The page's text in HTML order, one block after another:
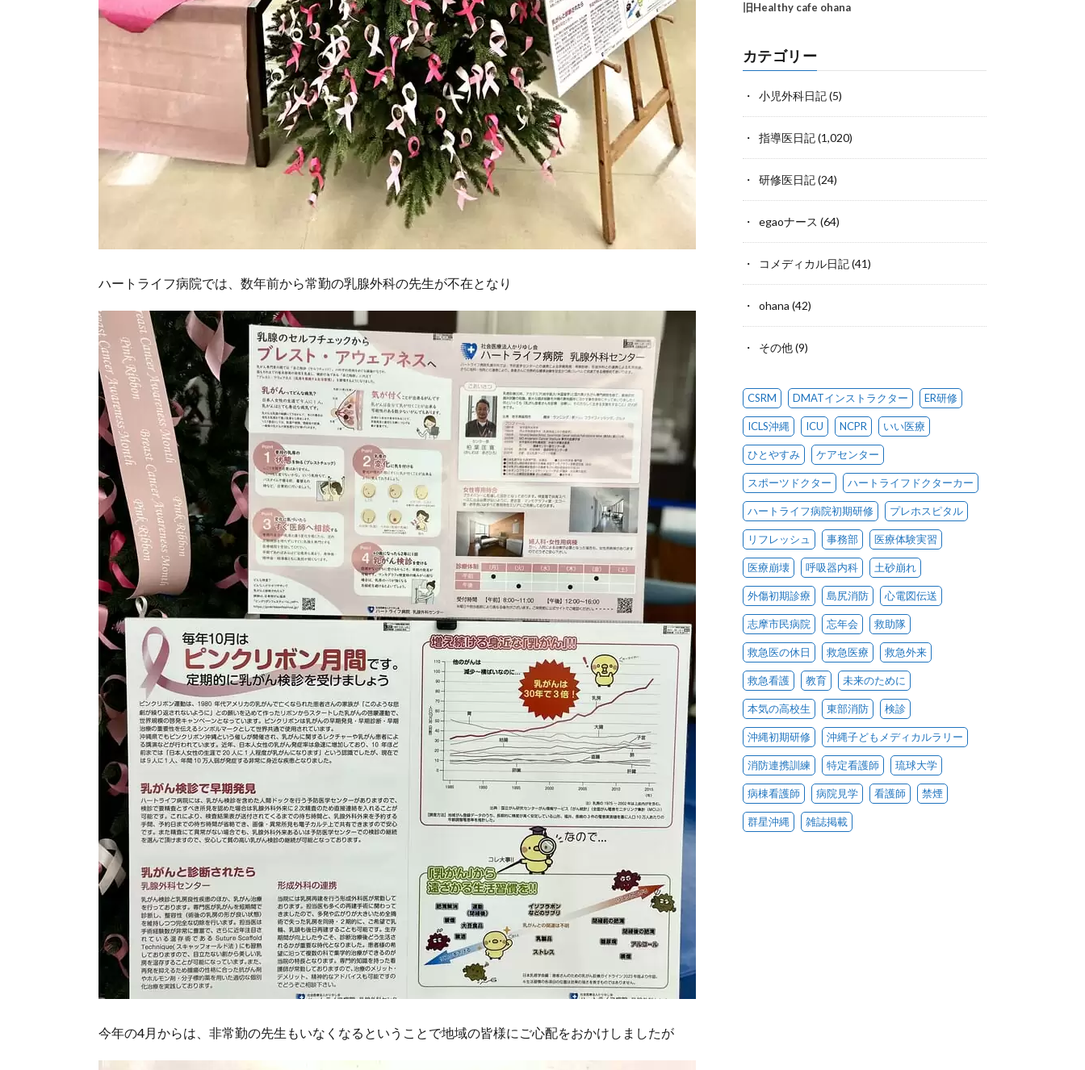
ハートライフ病院では、数年前から常勤の乳腺外科の先生が不在となり
今年の4月からは、非常勤の先生もいなくなるということで地域の皆様にご心配をおかけしましたが
旧Healthy cafe ohana
カテゴリー
小児外科日記(5)
指導医日記(1,020)
研修医日記(24)
egaoナース (64)
コメディカル日記(41)
ohana (42)
その他(9)
CSRM DMATインストラクター ER研修
ICLS沖縄 ICU NCPR いい医療
ひとやすみ ケアセンター
スポーツドクター ハートライフドクターカー
ハートライフ病院初期研修 プレホスピタル
リフレッシュ 事務部 医療体験実習
医療崩壊 呼吸器内科 土砂崩れ
外傷初期診療 島尻消防 心電図伝送
志摩市民病院 忘年会 救助隊
救急医の休日 救急医療 救急外来
救急看護 教育 未来のために
本気の高校生 東部消防 検診
沖縄初期研修 沖縄子どもメディカルラリー
消防連携訓練 特定看護師 琉球大学
病棟看護師 病院見学 看護師 禁煙
群星沖縄 雑誌掲載